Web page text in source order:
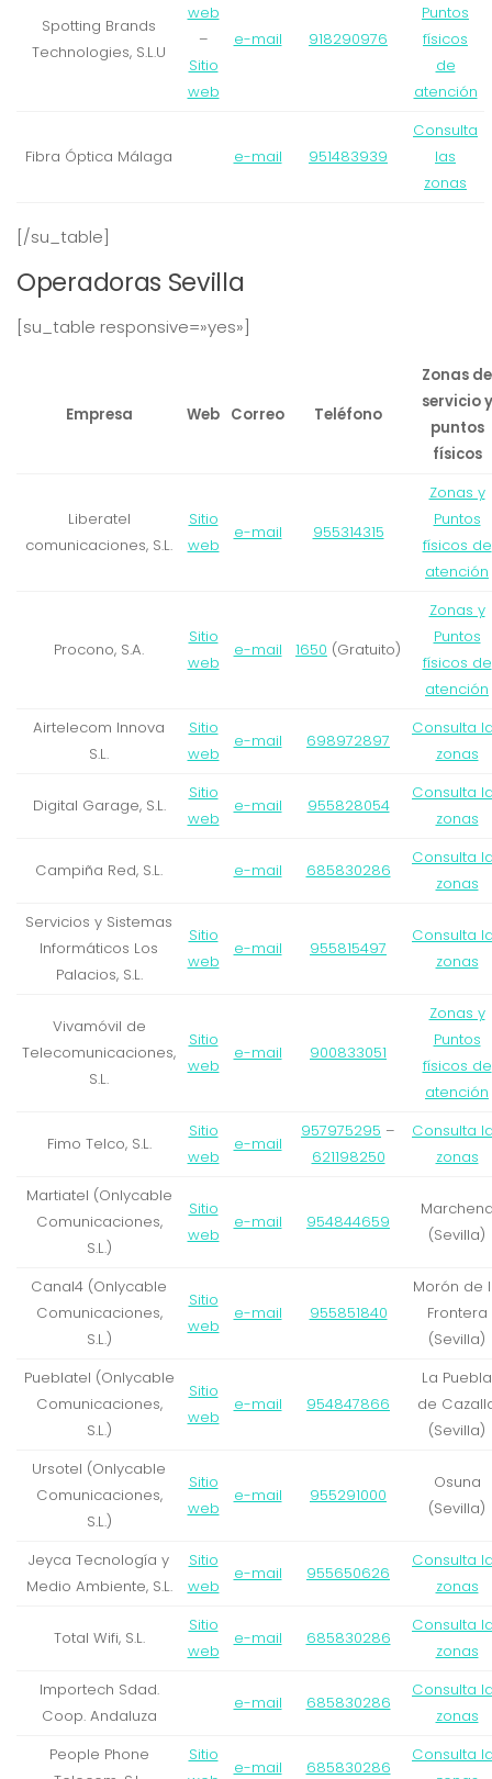
Spotting Brands
Technologies, S.L.U
web
–
Sitio
web
e-mail 918290976
Puntos
físicos
de
atención
Fibra Óptica Málaga e-mail 951483939
Consulta
las
zonas
[/su_table]
Operadoras Sevilla
[su_table responsive=»yes»]
Empresa Web Correo Teléfono
Zonas de
servicio y
puntos
físicos
Liberatel
comunicaciones, S.L.
Sitio
web
e-mail 955314315
Zonas y
Puntos
físicos de
atención
Procono, S.A.
Sitio
web
e-mail 1650 (Gratuito)
Zonas y
Puntos
físicos de
atención
Airtelecom Innova
S.L.
Sitio
web
e-mail 698972897
Consulta
zonas
Digital Garage, S.L.
Sitio
web
e-mail 955828054
Consulta
zonas
Campiña Red, S.L. e-mail 685830286
Consulta
zonas
Servicios y Sistemas
Informáticos Los
Palacios, S.L.
Sitio
web
e-mail 955815497
Consulta
zonas
Vivamóvil de
Telecomunicaciones,
S.L.
Sitio
web
e-mail 900833051
Zonas y
Puntos
físicos de
atención
Fimo Telco, S.L.
Sitio
web
e-mail
957975295 –
621198250
Consulta
zonas
Martiatel (Onlycable
Comunicaciones,
S.L.)
Sitio
web
e-mail 954844659
(Sevilla)
Canal4 (Onlycable
Comunicaciones,
S.L.)
Sitio
web
e-mail 955851840
Morón de
Frontera
(Sevilla)
Pueblatel (Onlycable
Comunicaciones,
S.L.)
Sitio
web
e-mail 954847866
La Puebla
de
(Sevilla)
Ursotel (Onlycable
Comunicaciones,
S.L.)
Sitio
web
e-mail 955291000
Osuna
(Sevilla)
Jeyca Tecnología y
Medio Ambiente, S.L.
Sitio
web
e-mail 955650626
Consulta
zonas
Total Wifi, S.L.
Sitio
web
e-mail 685830286
Consulta
zonas
Importech Sdad.
Coop. Andaluza
e-mail 685830286
Consulta
zonas
People Phone
Sitio
e-mail 685830286
Consulta